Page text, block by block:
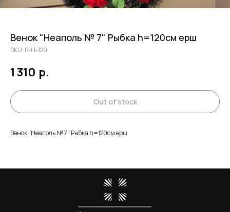
Венок "Неаполь № 7" Рыбка h=120см ерш
SKU: В-Н-120
1 310 р.
Out of stock
Венок "Неаполь № 7" Рыбка h=120см ерш